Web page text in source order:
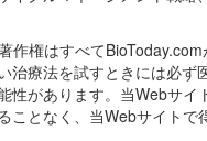
作権はすべて
治療法を試すときには必
性があります。当Webサ
ことなく、当Webサイト